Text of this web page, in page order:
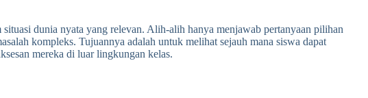
dunia nyata yang relevan. Alih-alih hanya menjawab pertanyaan pilihan
kompleks. Tujuannya adalah untuk melihat sejauh mana siswa dapat
mereka di luar lingkungan kelas.